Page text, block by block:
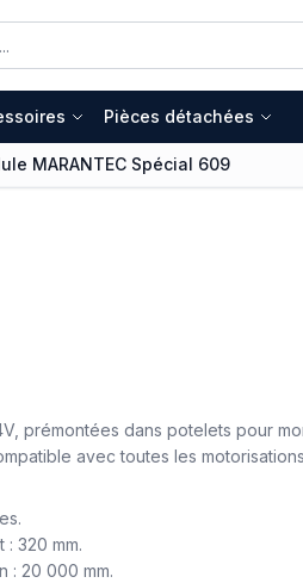
Pièces détachées
MARANTEC Spécial 609
prémontées dans potelets pour
avec toutes les
320 mm.
: 20 000 mm.